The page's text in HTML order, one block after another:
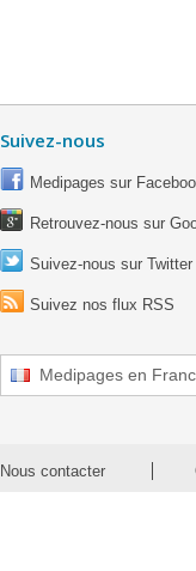
Suivez-nous
Medipages sur
Retrouvez-nous sur
Suivez-nous sur Twitter
Suivez nos flux RSS
Medipages en
Nous contacter